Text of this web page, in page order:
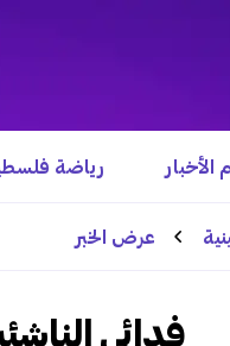
الأخبار رياضة
عرض الخبر
فدائي